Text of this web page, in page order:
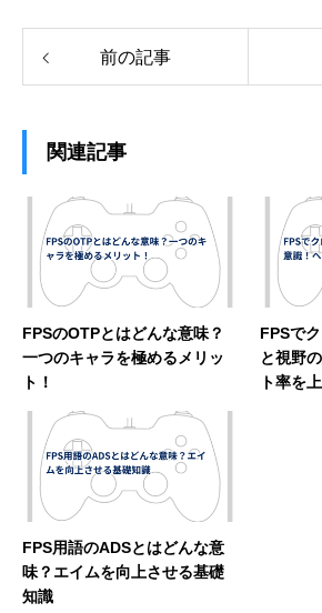
前の記事
関連記事
FPSのOTPとはどんな意味？
一つのキャラを極めるメリッ
ト！
FPSで
と視野
ト率を
FPS用語のADSとはどんな意
味？エイムを向上させる基礎
知識